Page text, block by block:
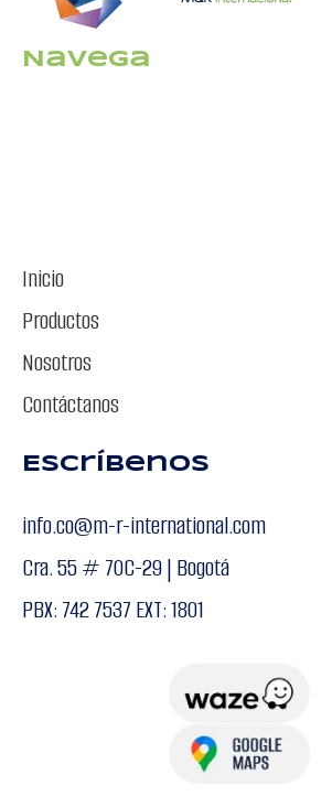
Navega
Inicio
Productos
Nosotros
Contáctanos
Escríbenos
info.co@m-r-international.com
Cra. 55 # 70C-29 | Bogotá
PBX: 742 7537 EXT: 1801